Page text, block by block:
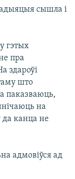
сышла і
гэтых
пра
здароўі
што
паказваюць,
на
да канца не
адмовіўся ад